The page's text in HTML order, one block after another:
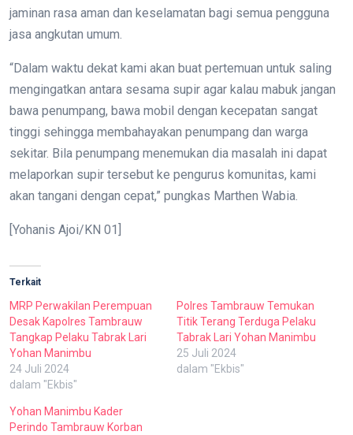
jaminan rasa aman dan keselamatan bagi semua pengguna
jasa angkutan umum.
“Dalam waktu dekat kami akan buat pertemuan untuk saling
mengingatkan antara sesama supir agar kalau mabuk jangan
bawa penumpang, bawa mobil dengan kecepatan sangat
tinggi sehingga membahayakan penumpang dan warga
sekitar. Bila penumpang menemukan dia masalah ini dapat
melaporkan supir tersebut ke pengurus komunitas, kami
akan tangani dengan cepat,” pungkas Marthen Wabia.
[Yohanis Ajoi/KN 01]
Terkait
MRP Perwakilan Perempuan
Desak Kapolres Tambrauw
Tangkap Pelaku Tabrak Lari
Yohan Manimbu
24 Juli 2024
dalam "Ekbis"
Polres Tambrauw Temukan
Titik Terang Terduga Pelaku
Tabrak Lari Yohan Manimbu
25 Juli 2024
dalam "Ekbis"
Yohan Manimbu Kader
Perindo Tambrauw Korban